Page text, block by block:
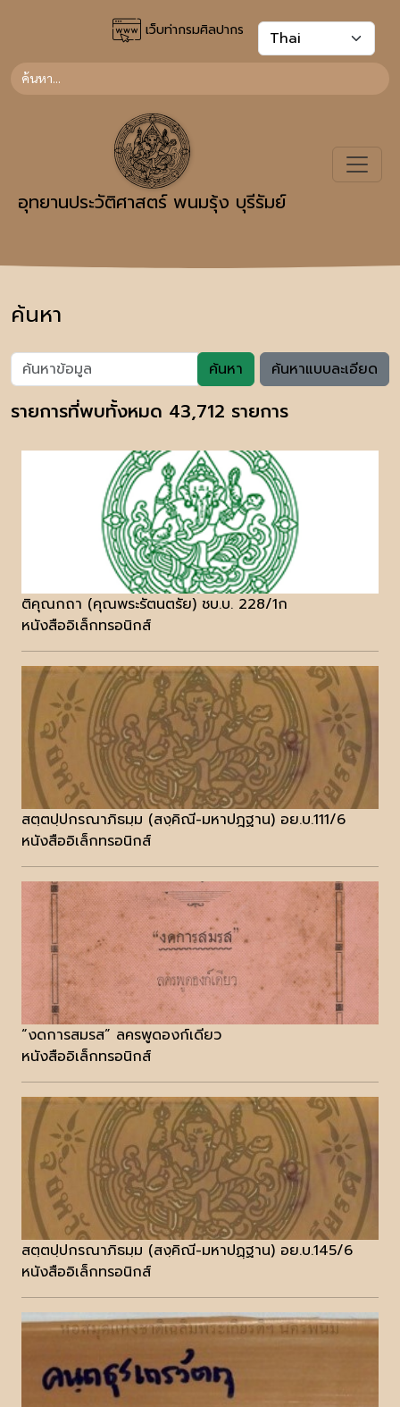
เว็บท่ากรมศิลปากร
อุทยานประวัติศาสตร์ พนมรุ้ง บุรีรัมย์
ค้นหา
ค้นหา ค้นหาแบบละเอียด
รายการที่พบทั้งหมด 43,712 รายการ
ติคุณกถา (คุณพระรัตนตรัย) ชบ.บ. 228/1ก
หนังสืออิเล็กทรอนิกส์
สตฺตปฺปกรณาภิธมฺม (สงฺคิณี-มหาปฎฐาน) อย.บ.111/6
หนังสืออิเล็กทรอนิกส์
“งดการสมรส” ลครพูดองก์เดียว
หนังสืออิเล็กทรอนิกส์
สตฺตปฺปกรณาภิธมฺม (สงฺคิณี-มหาปฏฺฐาน) อย.บ.145/6
หนังสืออิเล็กทรอนิกส์